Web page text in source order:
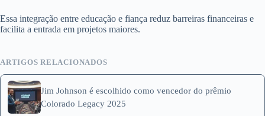
Essa integração entre educação e fiança reduz barreiras financeiras e
facilita a entrada em projetos maiores.
ARTIGOS RELACIONADOS
Jim Johnson é escolhido como vencedor do prêmio
Colorado Legacy 2025